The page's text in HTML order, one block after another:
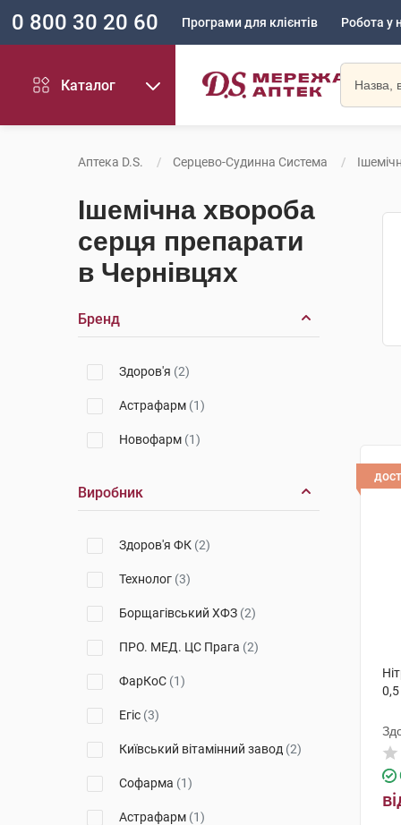
0 800 30 20 60 Програми для клієнтів Робота у
Каталог
Аптека D.S. Серцево-Судинна Система
Ішемічна хвороба
серця препарати
в Чернівцях
Бренд
Здоров'я (2)
Астрафарм (1)
Новофарм (1)
Виробник
Здоров'я ФК (2)
Технолог (3)
Борщагівський ХФЗ (2)
ПРО. МЕД. ЦС Прага (2)
ФарКоС (1)
Егіс (3)
Київський вітамінний завод (2)
Софарма (1)
Астрафарм (1)